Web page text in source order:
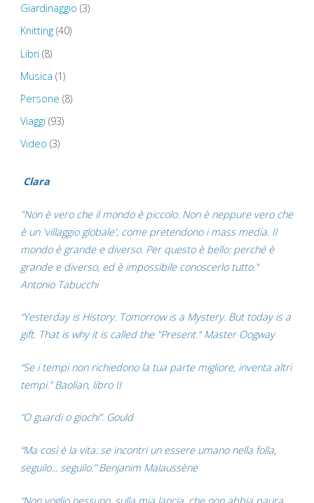
Giardinaggio (3)
Knitting(40)
Libri (8)
Musica (1)
Persone (8)
Viaggi (93)
Video (3)
Clara
"Non è vero che il mondo è piccolo. Non è neppure vero che
è un 'villaggio globale', come pretendono i mass media. Il
mondo è grande e diverso. Per questo è bello: perché è
grande e diverso, ed è impossibile conoscerlo tutto."
Antonio Tabucchi
“Yesterday is History. Tomorrow is a Mystery. But today is a
gift. That is why it is called the "Present." Master Oogway
“Se i tempi non richiedono la tua parte migliore, inventa altri
tempi.” Baolian, libro II
“O guardi o giochi”. Gould
“Ma così è la vita: se incontri un essere umano nella folla,
seguilo... seguilo.” Benjanim Malaussène
“Non voglio nessuno, sulla mia lancia, che non abbia paura